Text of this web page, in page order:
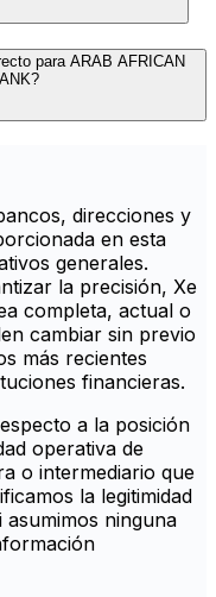
para ARAB AFRICAN
direcciones y
en esta
generales.
la precisión, Xe
completa, actual o
cambiar sin previo
más recientes
financieras.
a la posición
operativa de
o intermediario que
la legitimidad
ninguna